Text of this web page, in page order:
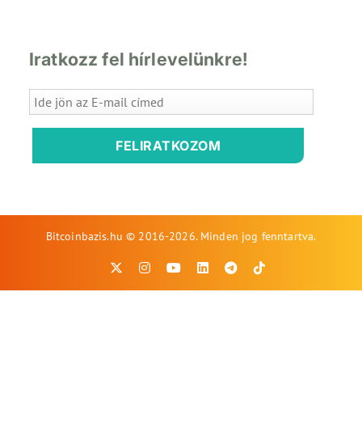
Iratkozz fel hírlevelünkre!
FELIRATKOZOM
Bitcoinbazis.hu © 2016-2026. Minden jog fenntartva.